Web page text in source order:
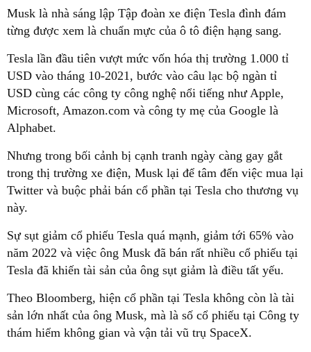
Musk là nhà sáng lập Tập đoàn xe điện Tesla đình đám
từng được xem là chuẩn mực của ô tô điện hạng sang.
Tesla lần đầu tiên vượt mức vốn hóa thị trường 1.000 tỉ
USD vào tháng 10-2021, bước vào câu lạc bộ ngàn tỉ
USD cùng các công ty công nghệ nổi tiếng như Apple,
Microsoft, Amazon.com và công ty mẹ của Google là
Alphabet.
Nhưng trong bối cảnh bị cạnh tranh ngày càng gay gắt
trong thị trường xe điện, Musk lại để tâm đến việc mua lại
Twitter và buộc phải bán cổ phần tại Tesla cho thương vụ
này.
Sự sụt giảm cổ phiếu Tesla quá mạnh, giảm tới 65% vào
năm 2022 và việc ông Musk đã bán rất nhiều cổ phiếu tại
Tesla đã khiến tài sản của ông sụt giảm là điều tất yếu.
Theo Bloomberg, hiện cổ phần tại Tesla không còn là tài
sản lớn nhất của ông Musk, mà là số cổ phiếu tại Công ty
thám hiểm không gian và vận tải vũ trụ SpaceX.